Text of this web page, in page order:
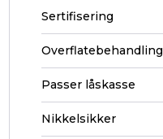
Sertifisering
Overflatebehandling
Passer låskasse
Nikkelsikker